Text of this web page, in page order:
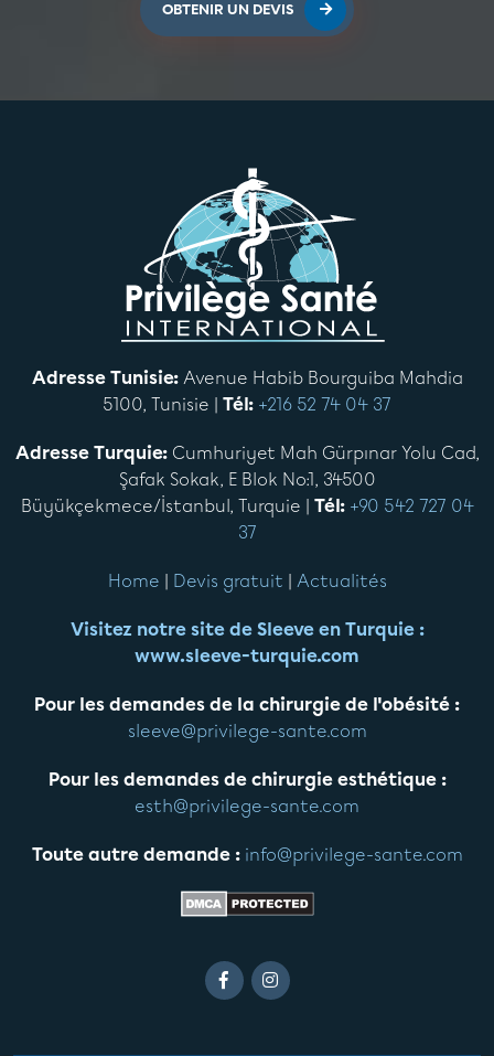
OBTENIR UN DEVIS
Adresse Tunisie: Avenue Habib Bourguiba Mahdia
5100, Tunisie | Tél: +216 52 74 04 37
Adresse Turquie: Cumhuriyet Mah Gürpınar Yolu Cad,
Şafak Sokak, E Blok No:1, 34500
Büyükçekmece/İstanbul, Turquie | Tél: +90 542 727 04
37
Home | Devis gratuit | Actualités
Visitez notre site de Sleeve en Turquie :
www.sleeve-turquie.com
Pour les demandes de la chirurgie de l'obésité :
sleeve@privilege-sante.com
Pour les demandes de chirurgie esthétique :
esth@privilege-sante.com
Toute autre demande : info@privilege-sante.com